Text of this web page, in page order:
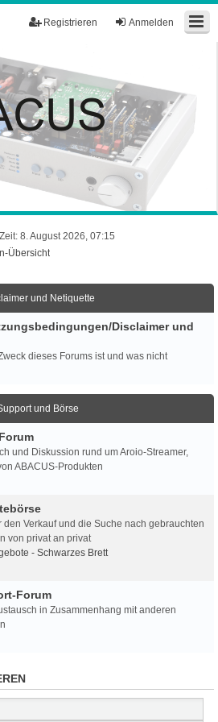
Anmelden
Registrieren
8. August 2026, 07:15
Übersicht
und Netiquette
Disclaimer und
dieses Forums ist und was nicht
und Börse
und Diskussion rund um Aroio-Streamer,
ABACUS-Produkten
den Verkauf und die Suche nach gebrauchten
von privat an privat
- Schwarzes Brett
Forum
in Zusammenhang mit anderen